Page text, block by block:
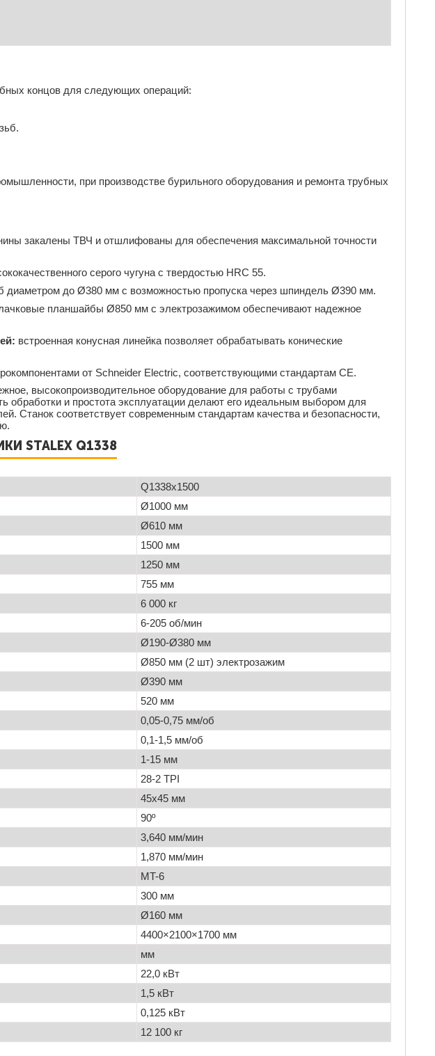
концов для следующих операций:
при производстве бурильного оборудования и ремонта трубных
закалены ТВЧ и отшлифованы для обеспечения максимальной точности
серого чугуна с твердостью HRC 55.
диаметром до Ø380 мм с возможностью пропуска через шпиндель Ø390 мм.
планшайбы Ø850 мм с электрозажимом обеспечивают надежное
встроенная конусная линейка позволяет обрабатывать конические
от Schneider Electric, соответствующими стандартам CE.
высокопроизводительное оборудование для работы с трубами
обработки и простота эксплуатации делают его идеальным выбором для
Станок соответствует современным стандартам качества и безопасности,
STALEX Q1338
Q1338x1500
Ø1000 мм
Ø610 мм
1500 мм
1250 мм
755 мм
6 000 кг
6-205 об/мин
Ø190-Ø380 мм
Ø850 мм (2 шт) электрозажим
Ø390 мм
520 мм
0,05-0,75 мм/об
0,1-1,5 мм/об
1-15 мм
28-2 TPI
45х45 мм
90º
3,640 мм/мин
1,870 мм/мин
MT-6
300 мм
Ø160 мм
4400×2100×1700 мм
мм
22,0 кВт
1,5 кВт
0,125 кВт
12 100 кг